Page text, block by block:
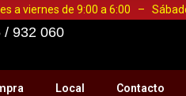
a viernes de 9:00 a 6:00 –
932 060
Local Contacto